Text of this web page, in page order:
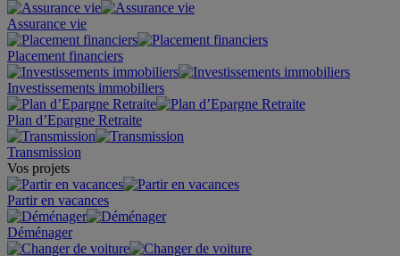
Assurance vie
Placement financiers
Investissements immobiliers
Plan d’Epargne Retraite
Transmission
Vos projets
Partir en vacances
Déménager